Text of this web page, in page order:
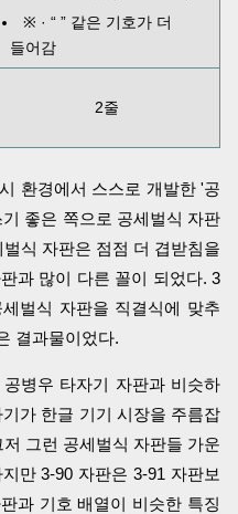
※ · “ ” 같은 기호가 더
들어감
2줄
환경에서 스스로 개발한 '공
좋은 쪽으로 공세벌식 자판
식 자판은 점점 더 겹받침을
과 많이 다른 꼴이 되었다. 3
벌식 자판을 직결식에 맞추
결과물이었다.
병우 타자기 자판과 비슷하
가 한글 기기 시장을 주름잡
그런 공세벌식 자판들 가운
만 3-90 자판은 3-91 자판보
과 기호 배열이 비슷한 특징